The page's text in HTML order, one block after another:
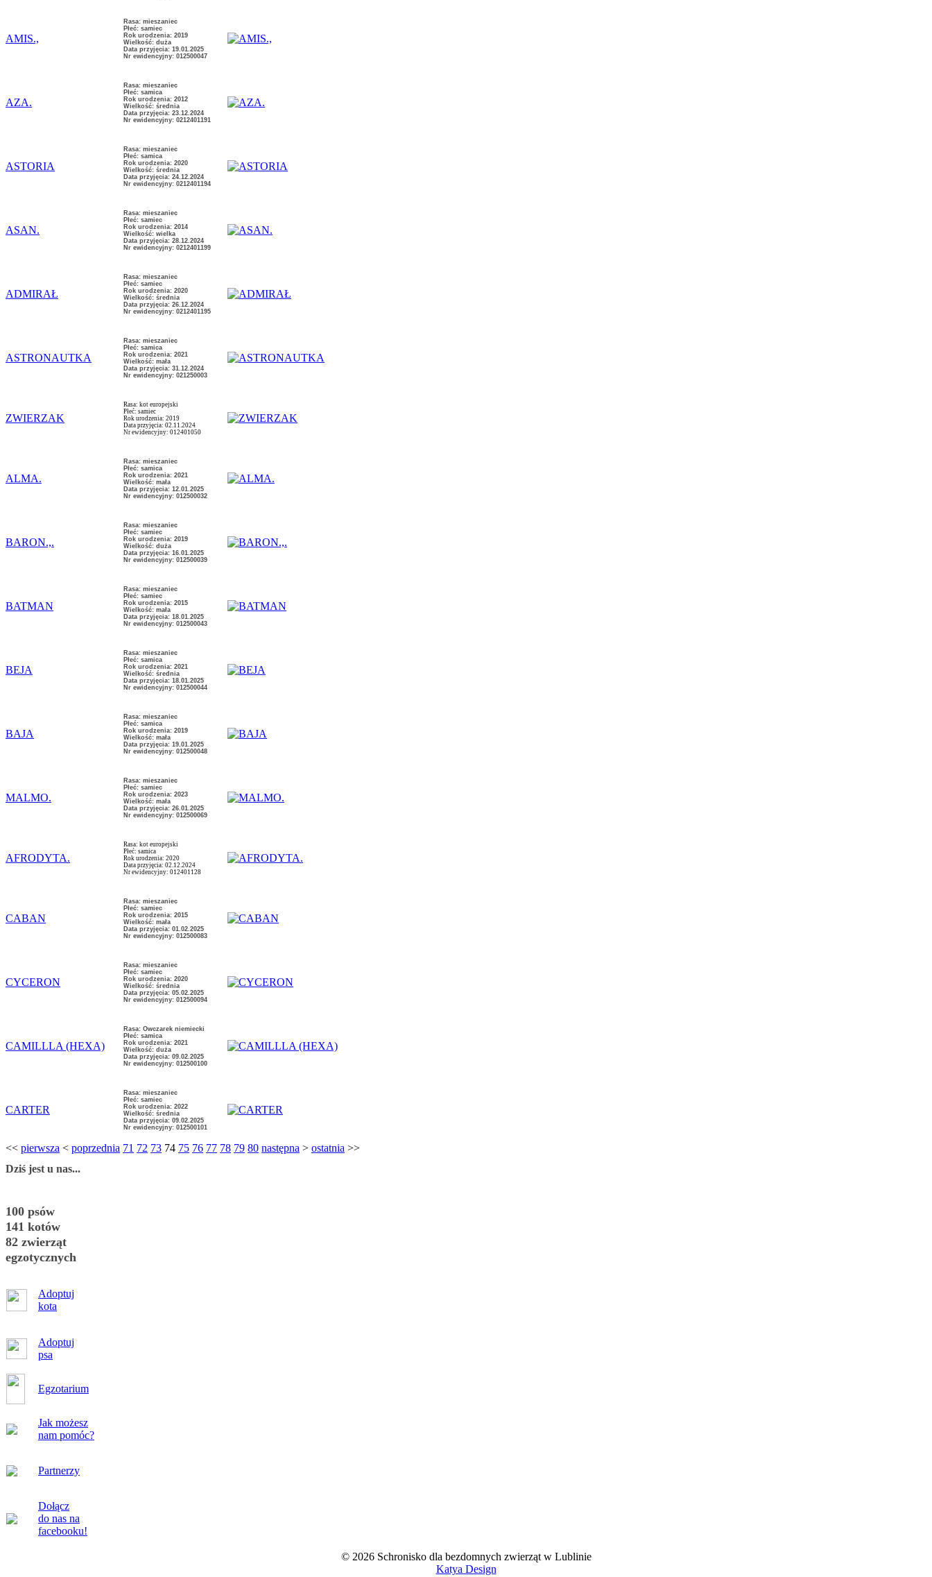
AMIS.,
Rasa: mieszaniec
Płeć: samiec
Rok urodzenia: 2019
Wielkość: duża
Data przyjęcia: 19.01.2025
Nr ewidencyjny: 012500047
AZA.
Rasa: mieszaniec
Płeć: samica
Rok urodzenia: 2012
Wielkość: średnia
Data przyjęcia: 23.12.2024
Nr ewidencyjny: 0212401191
ASTORIA
Rasa: mieszaniec
Płeć: samica
Rok urodzenia: 2020
Wielkość: średnia
Data przyjęcia: 24.12.2024
Nr ewidencyjny: 0212401194
ASAN.
Rasa: mieszaniec
Płeć: samiec
Rok urodzenia: 2014
Wielkość: wielka
Data przyjęcia: 28.12.2024
Nr ewidencyjny: 0212401199
ADMIRAŁ
Rasa: mieszaniec
Płeć: samiec
Rok urodzenia: 2020
Wielkość: średnia
Data przyjęcia: 26.12.2024
Nr ewidencyjny: 0212401195
ASTRONAUTKA
Rasa: mieszaniec
Płeć: samica
Rok urodzenia: 2021
Wielkość: mała
Data przyjęcia: 31.12.2024
Nr ewidencyjny: 021250003
ZWIERZAK
Rasa: kot europejski
Płeć: samiec
Rok urodzenia: 2019
Data przyjęcia: 02.11.2024
Nr ewidencyjny: 012401050
ALMA.
Rasa: mieszaniec
Płeć: samica
Rok urodzenia: 2021
Wielkość: mała
Data przyjęcia: 12.01.2025
Nr ewidencyjny: 012500032
BARON.,.
Rasa: mieszaniec
Płeć: samiec
Rok urodzenia: 2019
Wielkość: duża
Data przyjęcia: 16.01.2025
Nr ewidencyjny: 012500039
BATMAN
Rasa: mieszaniec
Płeć: samiec
Rok urodzenia: 2015
Wielkość: mała
Data przyjęcia: 18.01.2025
Nr ewidencyjny: 012500043
BEJA
Rasa: mieszaniec
Płeć: samica
Rok urodzenia: 2021
Wielkość: średnia
Data przyjęcia: 18.01.2025
Nr ewidencyjny: 012500044
BAJA
Rasa: mieszaniec
Płeć: samica
Rok urodzenia: 2019
Wielkość: mała
Data przyjęcia: 19.01.2025
Nr ewidencyjny: 012500048
MALMO.
Rasa: mieszaniec
Płeć: samiec
Rok urodzenia: 2023
Wielkość: mała
Data przyjęcia: 26.01.2025
Nr ewidencyjny: 012500069
AFRODYTA.
Rasa: kot europejski
Płeć: samica
Rok urodzenia: 2020
Data przyjęcia: 02.12.2024
Nr ewidencyjny: 012401128
CABAN
Rasa: mieszaniec
Płeć: samiec
Rok urodzenia: 2015
Wielkość: mała
Data przyjęcia: 01.02.2025
Nr ewidencyjny: 012500083
CYCERON
Rasa: mieszaniec
Płeć: samiec
Rok urodzenia: 2020
Wielkość: średnia
Data przyjęcia: 05.02.2025
Nr ewidencyjny: 012500094
CAMILLLA (HEXA)
Rasa: Owczarek niemiecki
Płeć: samica
Rok urodzenia: 2021
Wielkość: duża
Data przyjęcia: 09.02.2025
Nr ewidencyjny: 012500100
CARTER
Rasa: mieszaniec
Płeć: samiec
Rok urodzenia: 2022
Wielkość: średnia
Data przyjęcia: 09.02.2025
Nr ewidencyjny: 012500101
<< pierwsza < poprzednia 71 72 73 74 75 76 77 78 79 80 następna > ostatnia >>
Dziś jest u nas...
100 psów
141 kotów
82 zwierząt
egzotycznych
Adoptuj
kota
Adoptuj
psa
Egzotarium
Jak możesz
nam pomóc?
Partnerzy
Dołącz
do nas na
facebooku!
© 2026 Schronisko dla bezdomnych zwierząt w Lublinie
Katya Design